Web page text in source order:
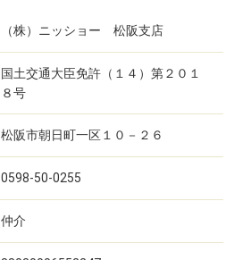
（株）ニッショー 松阪支店
国土交通大臣免許（１４）第２０１
８号
松阪市朝日町一区１０－２６
0598-50-0255
仲介